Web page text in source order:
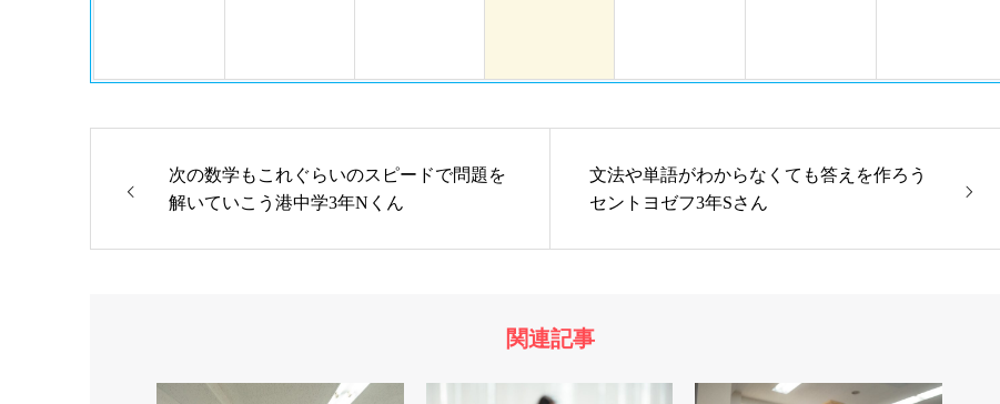
次の数学もこれぐらいのスピードで問題を
解いていこう港中学3年Nくん
文法や単語がわからなくても答えを作ろう
セントヨゼフ3年Sさん
関連記事